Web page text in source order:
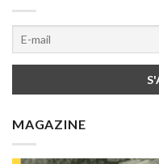
MAGAZINE